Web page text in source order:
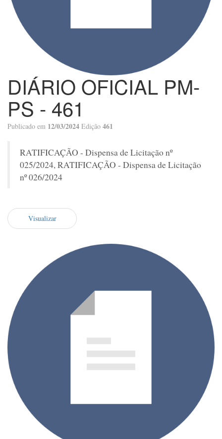
DIÁRIO OFICIAL PM-
PS - 461
Publicado em 12/03/2024 Edição 461
RATIFICAÇÃO - Dispensa de Licitação nº
025/2024, RATIFICAÇÃO - Dispensa de Licitação
nº 026/2024
Visualizar